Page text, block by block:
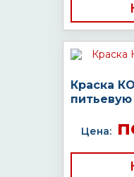
Краска
Цена: